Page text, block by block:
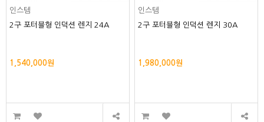
인스템
2구 포터블형 인덕션 렌지 24A
1,540,000원
인스템
2구 포터블형 인덕션 렌지 30A
1,980,000원